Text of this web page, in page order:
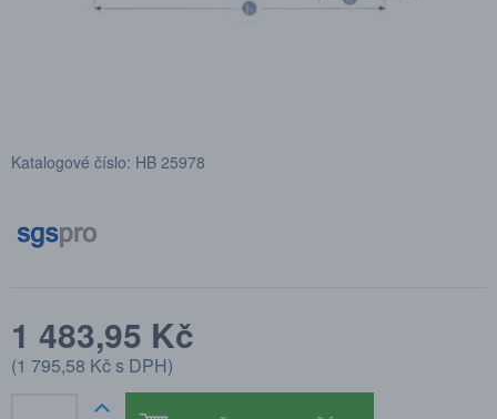
Katalogové číslo: HB 25978
1 483,95 Kč
(1 795,58 Kčs DPH)